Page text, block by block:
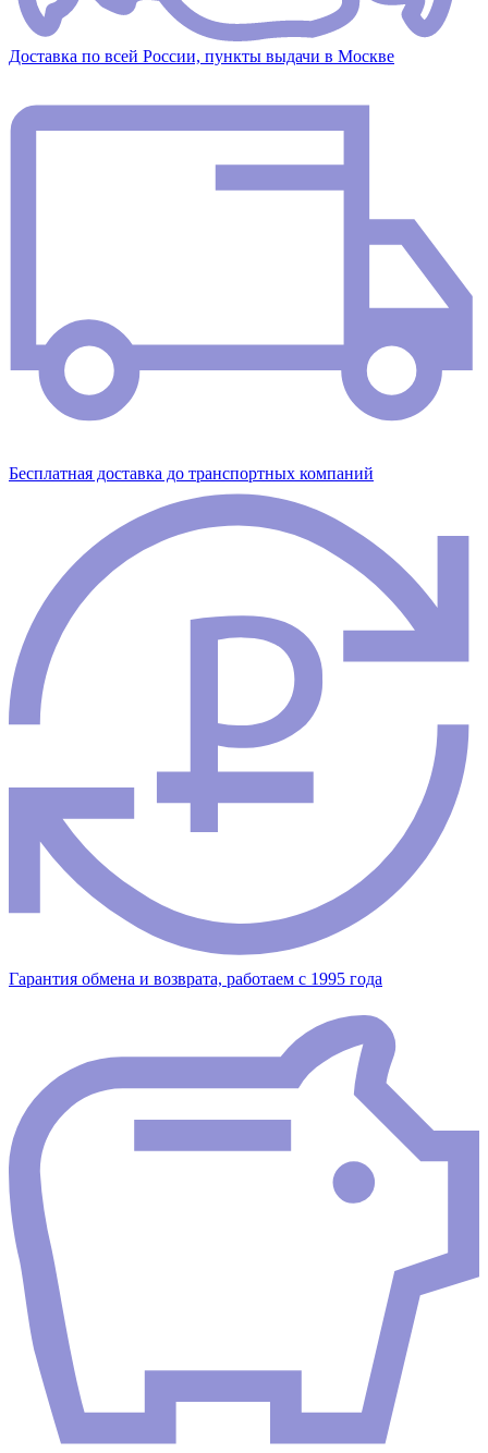
Доставка по всей России, пункты выдачи в Москве
Бесплатная доставка до транспортных компаний
Гарантия обмена и возврата, работаем с 1995 года